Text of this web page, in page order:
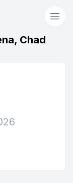
Chad